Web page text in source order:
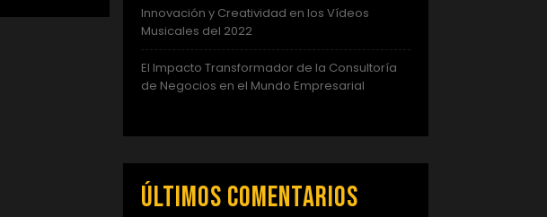
Innovación y Creatividad en los Vídeos
Musicales del 2022
El Impacto Transformador de la Consultoría
de Negocios en el Mundo Empresarial
Últimos comentarios